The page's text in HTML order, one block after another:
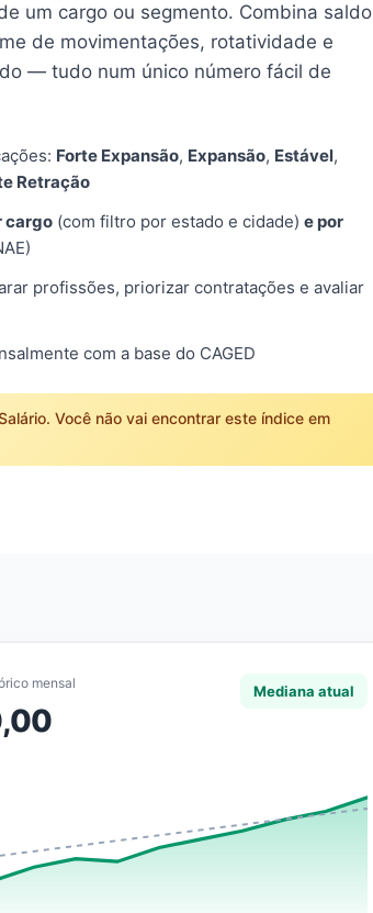
um cargo ou segmento. Combina saldo
de movimentações, rotatividade e
— tudo num único número fácil de
Forte Expansão, Expansão, Estável,
Retração
cargo (com filtro por estado e cidade) e por
profissões, priorizar contratações e avaliar
com a base do CAGED
Você não vai encontrar este índice em
mensal Mediana atual